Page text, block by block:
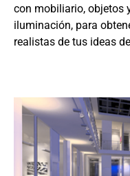
con mobiliario, objetos
iluminación, para
realistas de tus ideas